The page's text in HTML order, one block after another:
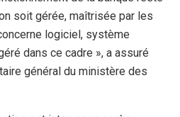
soit gérée, maîtrisée par les
logiciel, système
dans ce cadre », a assuré
général du ministère des